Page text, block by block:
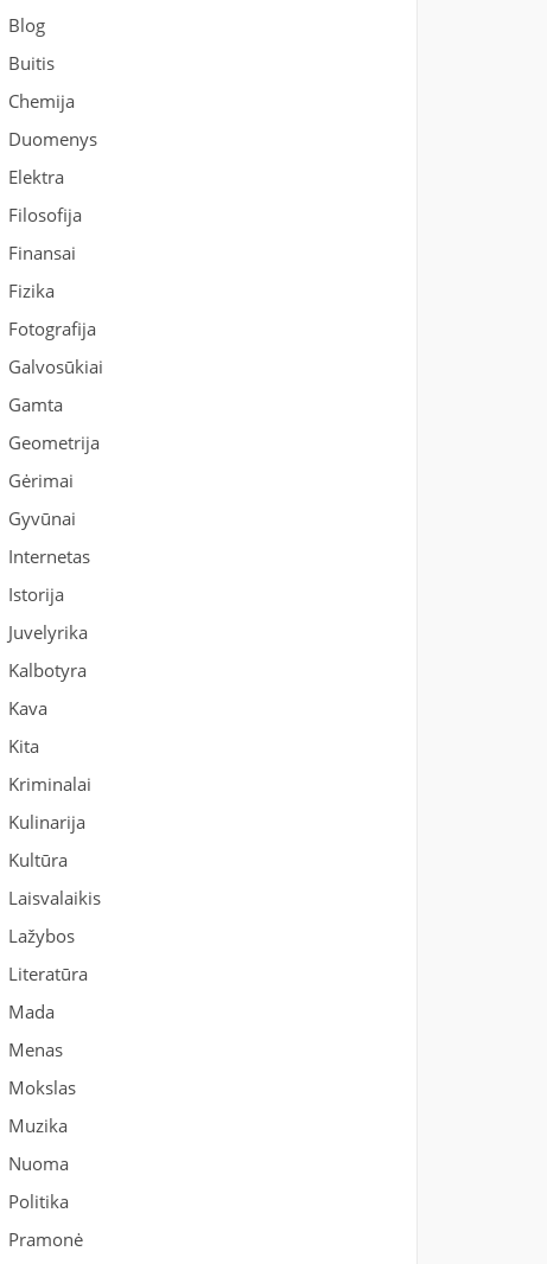
Blog
Buitis
Chemija
Duomenys
Elektra
Filosofija
Finansai
Fizika
Fotografija
Galvosūkiai
Gamta
Geometrija
Gėrimai
Gyvūnai
Internetas
Istorija
Juvelyrika
Kalbotyra
Kava
Kita
Kriminalai
Kulinarija
Kultūra
Laisvalaikis
Lažybos
Literatūra
Mada
Menas
Mokslas
Muzika
Nuoma
Politika
Pramonė